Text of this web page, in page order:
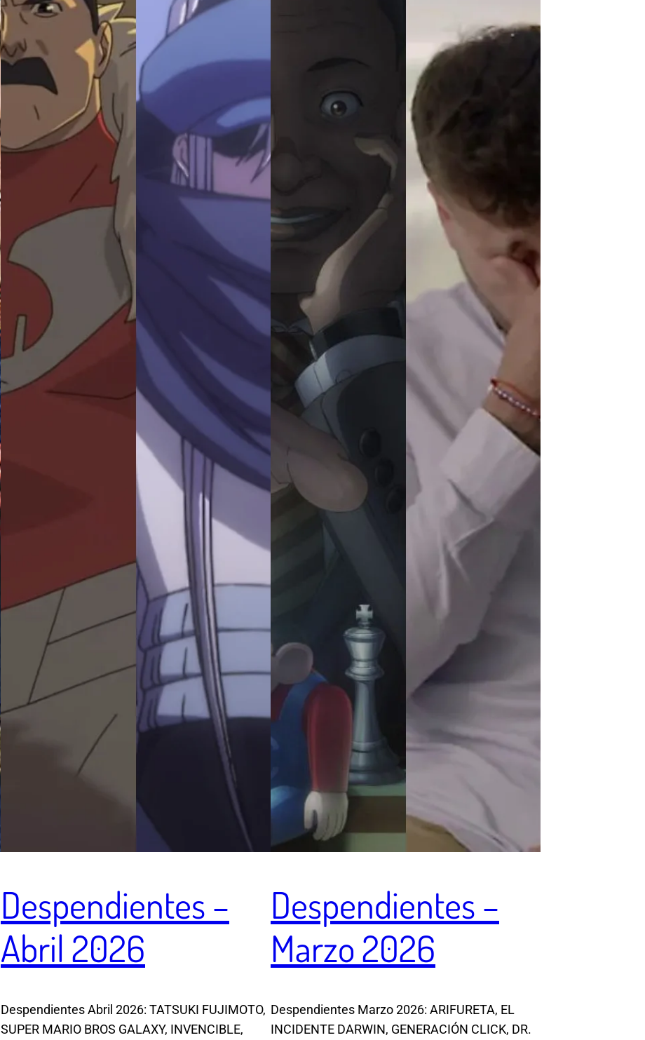
Despendientes –
Abril 2026
Despendientes Abril 2026: TATSUKI FUJIMOTO,
SUPER MARIO BROS GALAXY, INVENCIBLE,
Despendientes –
Marzo 2026
Despendientes Marzo 2026: ARIFURETA, EL
INCIDENTE DARWIN, GENERACIÓN CLICK, DR.